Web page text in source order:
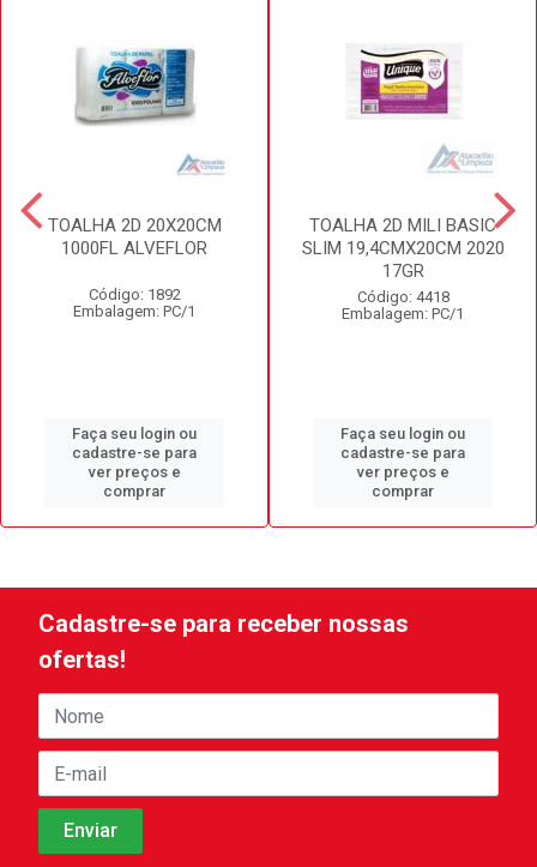
TOALHA 2D 20X20CM
1000FL ALVEFLOR
Código: 1892
Embalagem: PC/1
Faça seu login ou
cadastre-se para
ver preços e
comprar
TOALHA 2D MILI BASIC
SLIM 19,4CMX20CM 2020
17GR
Código: 4418
Embalagem: PC/1
Faça seu login ou
cadastre-se para
ver preços e
comprar
Cadastre-se para receber nossas
ofertas!